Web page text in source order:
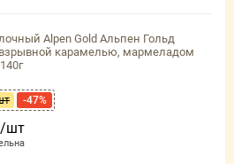
Alpen Gold Альпен Гольд
карамелью, мармеладом
-47%
шт